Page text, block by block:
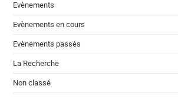
Evènements
Evènements en cours
Evènements passés
La Recherche
Non classé